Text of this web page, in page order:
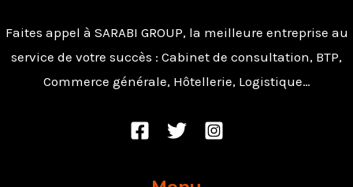
Faites appel à SARABI GROUP, la meilleure entreprise au
service de votre succès : Cabinet de consultation, BTP,
Commerce générale, Hôtellerie, Logistique…